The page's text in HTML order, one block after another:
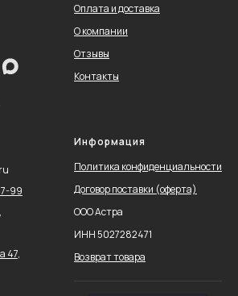
Оплата и доставка
О компании
Отзывы
Контакты
99
47,
Информация
Политика конфиденциальности
Договор поставки (оферта)
ООО Астра
ИНН 5027282471
Возврат товара